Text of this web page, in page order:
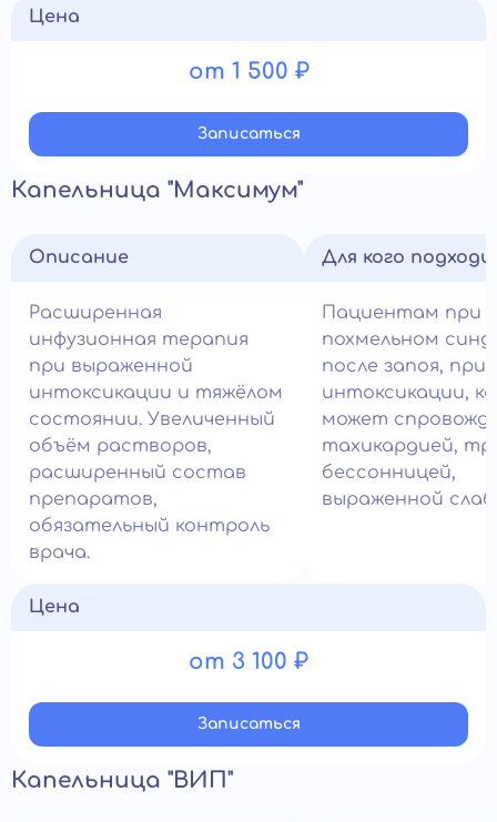
Цена
от 1 500 ₽
Записатьcя
Капельница "Максимум"
Описание
Расширенная
инфузионная терапия
при выраженной
интоксикации и тяжёлом
состоянии. Увеличенный
объём растворов,
расширенный состав
препаратов,
обязательный контроль
врача.
Для кого
Пациентам при
похмельном
после запоя, при
интоксикации,
может
тахикардией,
бессонницей,
выраженной
Цена
от 3 100 ₽
Записатьcя
Капельница "ВИП"